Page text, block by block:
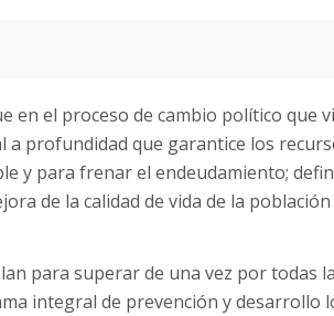
en el proceso de cambio político que
a profundidad que garantice los
y para frenar el endeudamiento;
de la calidad de vida de la población
para superar de una vez por todas la
integral de prevención y desarrollo